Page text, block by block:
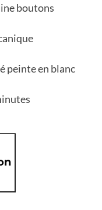
boutons
peinte en blanc